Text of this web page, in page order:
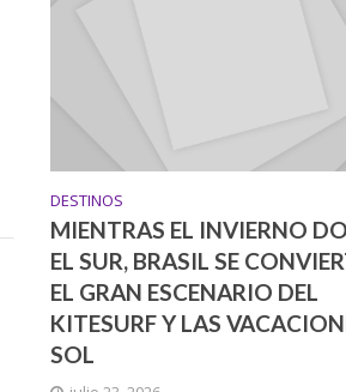
DESTINOS
MIENTRAS EL INVIERNO
EL SUR, BRASIL SE
EL GRAN ESCENARIO DEL
KITESURF Y LAS
SOL